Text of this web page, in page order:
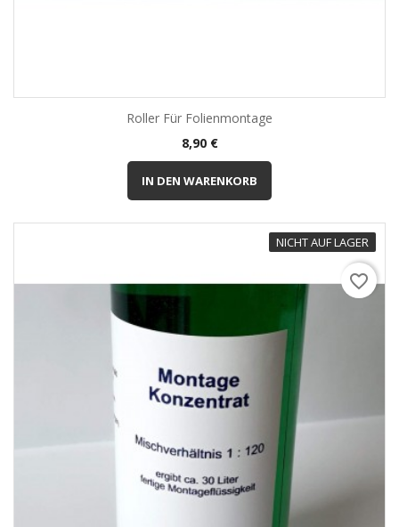
Roller Für Folienmontage
Preis
8,90 €
IN DEN WARENKORB
NICHT AUF LAGER
favorite_border